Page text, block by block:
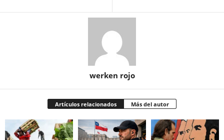
werken rojo
Artículos relacionados Más del autor